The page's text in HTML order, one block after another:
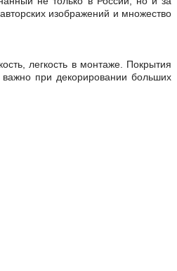
изображений и множество
легкость в монтаже. Покрытия
при декорировании больших